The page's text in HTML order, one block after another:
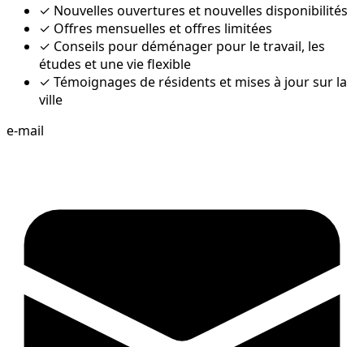
✓ Nouvelles ouvertures et nouvelles disponibilités
✓ Offres mensuelles et offres limitées
✓ Conseils pour déménager pour le travail, les
études et une vie flexible
✓ Témoignages de résidents et mises à jour sur la
ville
e-mail